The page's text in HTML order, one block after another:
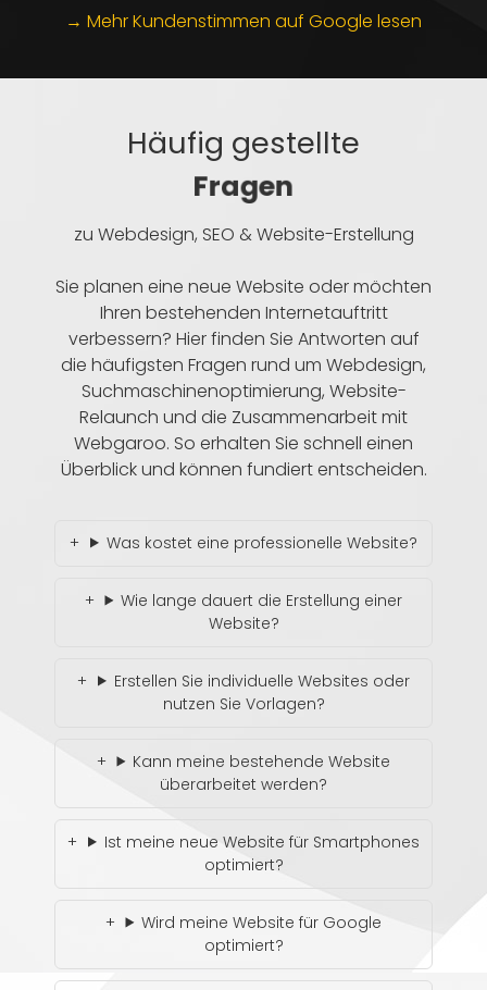
→ Mehr Kundenstimmen auf Google lesen
Häufig gestellte
Fragen
zu Webdesign, SEO & Website-Erstellung
Sie planen eine neue Website oder möchten
Ihren bestehenden Internetauftritt
verbessern? Hier finden Sie Antworten auf
die häufigsten Fragen rund um Webdesign,
Suchmaschinenoptimierung, Website-
Relaunch und die Zusammenarbeit mit
Webgaroo. So erhalten Sie schnell einen
Überblick und können fundiert entscheiden.
Was kostet eine professionelle Website?
Wie lange dauert die Erstellung einer
Website?
Erstellen Sie individuelle Websites oder
nutzen Sie Vorlagen?
Kann meine bestehende Website
überarbeitet werden?
Ist meine neue Website für Smartphones
optimiert?
Wird meine Website für Google
optimiert?